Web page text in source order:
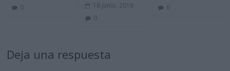
0
18 junio, 2018
0
0
Deja una respuesta